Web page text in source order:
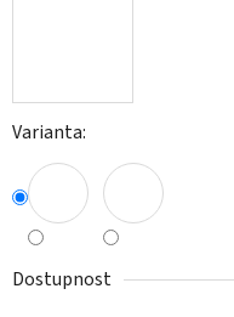
Varianta:
Dostupnost